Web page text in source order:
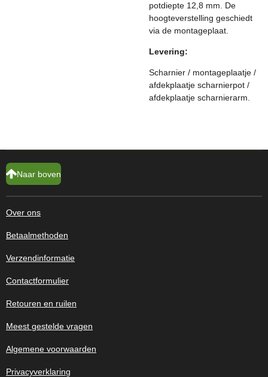
potdiepte 12,8 mm. De
hoogteverstelling geschiedt
via de montageplaat.
Levering:
Scharnier / montageplaatje /
afdekplaatje scharnierpot /
afdekplaatje scharnierarm.
Naar boven
Over ons
Betaalmethoden
Verzendinformatie
Contactformulier
Retouren en ruilen
Meest gestelde vragen
Algemene voorwaarden
Privacyverklaring